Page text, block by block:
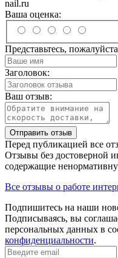
nail.ru
Ваша оценка:
Представьтесь,
Заголовок:
Ваш отзыв:
Отправить отзыв
Перед публикацией все
Отзывы без достоверной
содержащие
Все отзывы о работе
Подпишитесь на наши
Подписываясь, вы
персональных данных в
конфиденциальности.